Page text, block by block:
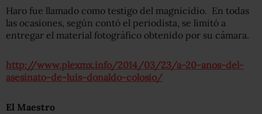
Haro fue llamado como testigo del magnicidio. En todas
las ocasiones, según contó el periodista, se limitó a
entregar el material fotográfico obtenido por su cámara.
http://www.plexmx.info/2014/03/23/a-20-anos-del-
asesinato-de-luis-donaldo-colosio/
El Maestro